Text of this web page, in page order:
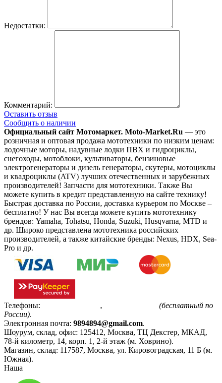
Недостатки:
Комментарий:
Оставить отзыв
Сообщить о наличии
Официальный сайт Мотомаркет. Moto-Market.Ru — это
розничная и оптовая продажа мототехники по низким ценам:
лодочные моторы, надувные лодки ПВХ и гидроциклы,
снегоходы, мотоблоки, культиваторы, бензиновые
электрогенераторы и дизель генераторы, скутеры, мотоциклы
и квадроциклы (ATV) лучших отечественных и зарубежных
производителей! Запчасти для мототехники. Также Вы
можете купить в кредит представленную на сайте технику!
Быстрая доставка по России, доставка курьером по Москве –
бесплатно! У нас Вы всегда можете купить мототехнику
брендов: Yamaha, Tohatsu, Honda, Suzuki, Husqvarna, MTD и
др. Широко представлена мототехника российских
производителей, а также китайские бренды: Nexus, HDX, Sea-
Pro и др.
Телефоны: ,
(бесплатный по
России).
Электронная почта: 9894894@gmail.com.
Шоурум, склад, офис: 125412, Москва, ТЦ Декстер, МКАД,
78-й километр, 14, корп. 1, 2-й этаж (м. Ховрино).
Магазин, склад: 117587, Москва, ул. Кировоградская, 11 Б (м.
Южная).
Наша